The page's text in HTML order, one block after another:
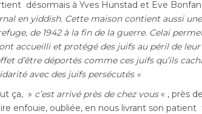
désormais à Yves Hunstad et Eve
en yiddish. Cette maison contient aussi
de 1942 à la fin de la guerre. Celai
accueilli et protégé des juifs au péril de leur
d’être déportés comme ces juifs qu’ils
avec des juifs persécutés «
ça, » c’est arrivé près de chez vous« , près
enfouie, oubliée, en nous livrant son patient